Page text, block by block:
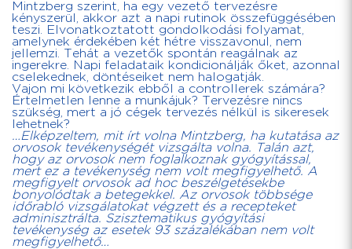
Mintzberg szerint, ha egy vezető tervezésre
kényszerül, akkor azt a napi rutinok összefüggésében
teszi. Elvonatkoztatott gondolkodási folyamat,
amelynek érdekében két hétre visszavonul, nem
jellemzi. Tehát a vezetők spontán reagálnak az
ingerekre. Napi feladataik kondicionálják őket, azonnal
cselekednek, döntéseiket nem halogatják.
Vajon mi következik ebből a controllerek számára?
Értelmetlen lenne a munkájuk? Tervezésre nincs
szükség, mert a jó cégek tervezés nélkül is sikeresek
lehetnek?
…Elképzeltem, mit írt volna Mintzberg, ha kutatása az
orvosok tevékenységét vizsgálta volna. Talán azt,
hogy az orvosok nem foglalkoznak gyógyítással,
mert ez a tevékenység nem volt megfigyelhető. A
megfigyelt orvosok ad hoc beszélgetésekbe
bonyolódtak a betegekkel. Az orvosok többsége
időrabló vizsgálatokat végzett és a recepteket
adminisztrálta. Szisztematikus gyógyítási
tevékenység az esetek 93 százalékában nem volt
megfigyelhető…